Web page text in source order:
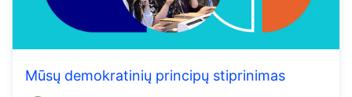
Mūsų demokratinių principų stiprinimas